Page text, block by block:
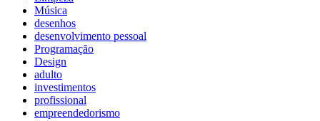
Música
desenhos
desenvolvimento pessoal
Programação
Design
adulto
investimentos
profissional
empreendedorismo